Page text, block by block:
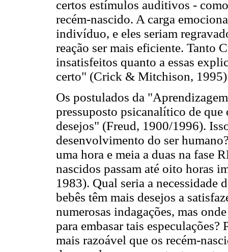
certos estímulos auditivos -
recém-nascido. A carga
indivíduo, e eles seriam
reação ser mais eficiente. Tanto
insatisfeitos quanto a essas
certo" (Crick & Mitchison,
Os postulados da
pressuposto psicanalítico de que
desejos" (Freud, 1900/1996).
desenvolvimento do ser
uma hora e meia a duas na fase
nascidos passam até oito horas
1983). Qual seria a necessidade
bebês têm mais desejos a
numerosas indagações, mas
para embasar tais
mais razoável que os recém-